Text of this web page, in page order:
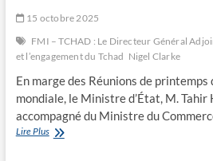
français
FMI
et
la
Banque
mondiale
15 octobre 2025
FMI – TCHAD : Le Directeur Général
et l’engagement du Tchad Nigel Clarke
En marge des Réunions de
mondiale, le Ministre d’État, M. Tahir
accompagné du Ministre du
Lire PlusFMI